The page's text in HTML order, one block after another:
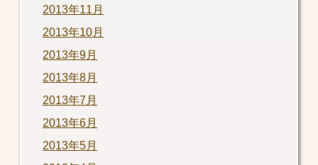
2013年11月
2013年10月
2013年9月
2013年8月
2013年7月
2013年6月
2013年5月